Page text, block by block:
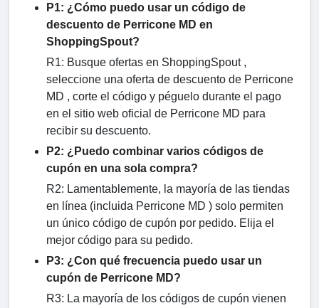
P1: ¿Cómo puedo usar un código de
descuento de Perricone MD en
ShoppingSpout?
R1: Busque ofertas en ShoppingSpout ,
seleccione una oferta de descuento de Perricone
MD , corte el código y péguelo durante el pago
en el sitio web oficial de Perricone MD para
recibir su descuento.
P2: ¿Puedo combinar varios códigos de
cupón en una sola compra?
R2: Lamentablemente, la mayoría de las tiendas
en línea (incluida Perricone MD ) solo permiten
un único código de cupón por pedido. Elija el
mejor código para su pedido.
P3: ¿Con qué frecuencia puedo usar un
cupón de Perricone MD?
R3: La mayoría de los códigos de cupón vienen